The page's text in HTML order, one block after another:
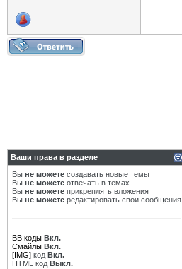
Ваши права в разделе
Вы не можете создавать новые темы
Вы не можете отвечать в темах
Вы не можете прикреплять вложения
Вы не можете редактировать свои сообщения
BB коды Вкл.
Смайлы Вкл.
[IMG] код Вкл.
HTML код Выкл.